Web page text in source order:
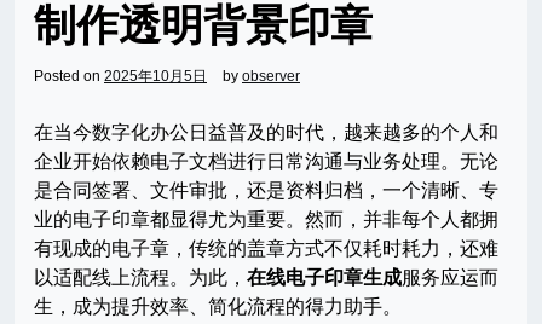
制作透明背景印章
Posted on 2025年10月5日 by observer
在当今数字化办公日益普及的时代，越来越多的个人和
企业开始依赖电子文档进行日常沟通与业务处理。无论
是合同签署、文件审批，还是资料归档，一个清晰、专
业的电子印章都显得尤为重要。然而，并非每个人都拥
有现成的电子章，传统的盖章方式不仅耗时耗力，还难
以适配线上流程。为此， 在线电子印章生成服务应运而
生，成为提升效率、简化流程的得力助手。